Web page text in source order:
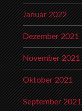
Januar 2022
Dezember 2021
November 2021
Oktober 2021
September 2021